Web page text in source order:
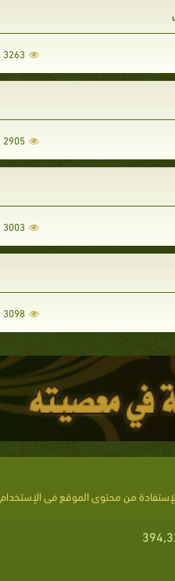
3263
2905
3003
3098
من محتوى الموقع فى الإستخدام